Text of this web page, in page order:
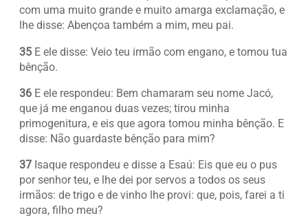
com uma muito grande e muito amarga exclamação, e
lhe disse: Abençoa também a mim, meu pai.
35 E ele disse: Veio teu irmão com engano, e tomou tua
bênção.
36 E ele respondeu: Bem chamaram seu nome Jacó,
que já me enganou duas vezes; tirou minha
primogenitura, e eis que agora tomou minha bênção. E
disse: Não guardaste bênção para mim?
37 Isaque respondeu e disse a Esaú: Eis que eu o pus
por senhor teu, e lhe dei por servos a todos os seus
irmãos: de trigo e de vinho lhe provi: que, pois, farei a ti
agora, filho meu?